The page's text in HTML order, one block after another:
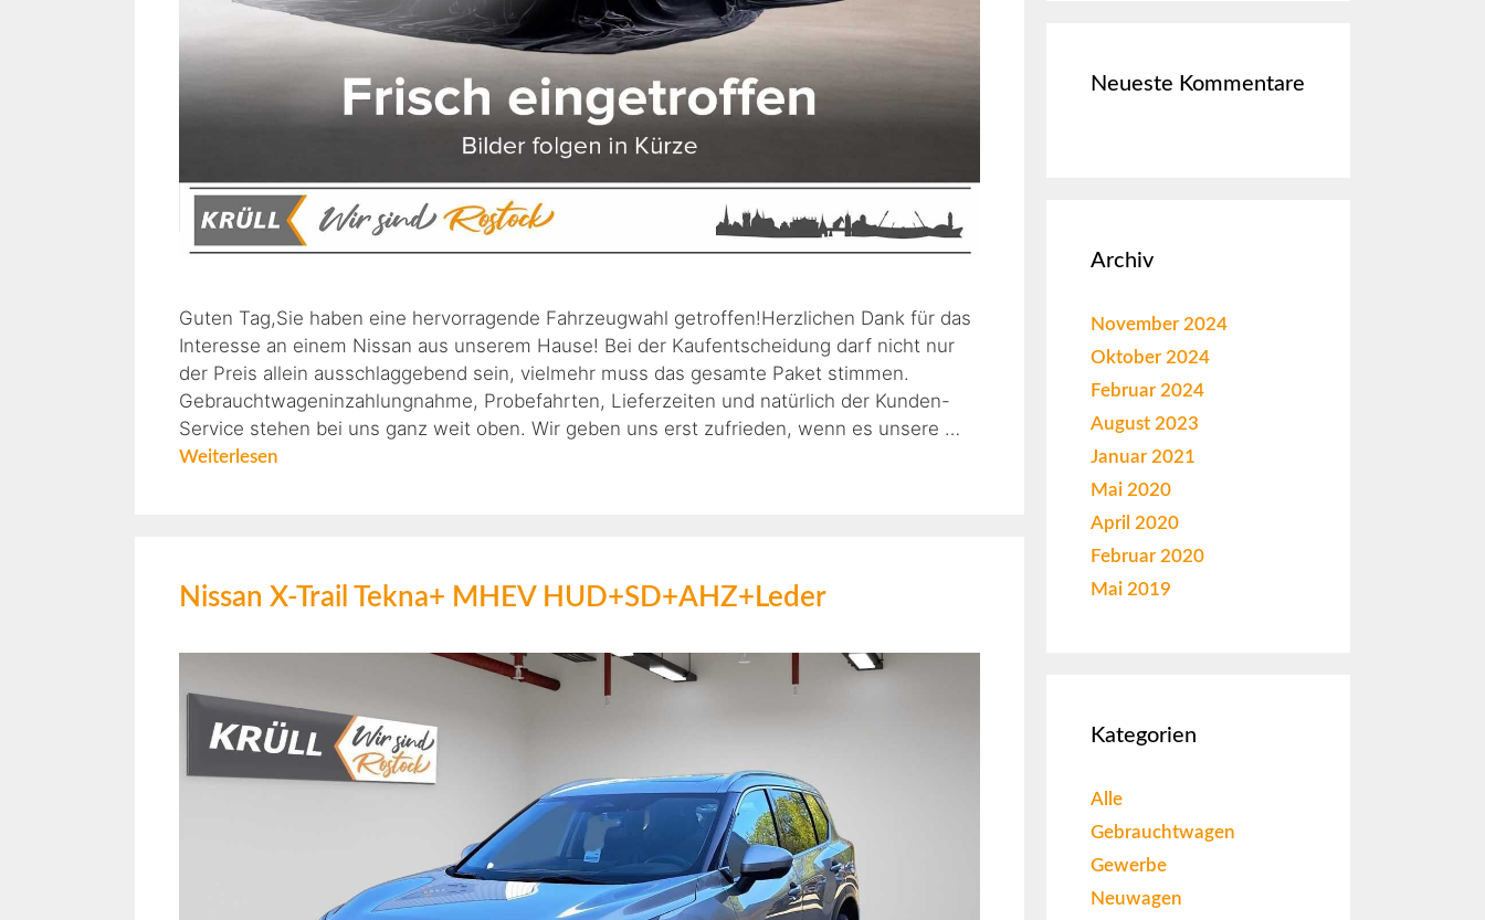
Guten Tag,Sie haben eine hervorragende Fahrzeugwahl getroffen!Herzlichen Dank für das
Interesse an einem Nissan aus unserem Hause! Bei der Kaufentscheidung darf nicht nur
der Preis allein ausschlaggebend sein, vielmehr muss das gesamte Paket stimmen.
Gebrauchtwageninzahlungnahme, Probefahrten, Lieferzeiten und natürlich der Kunden-
Service stehen bei uns ganz weit oben. Wir geben uns erst zufrieden, wenn es unsere …
Weiterlesen
Nissan X-Trail Tekna+ MHEV HUD+SD+AHZ+Leder
Neueste Kommentare
Archiv
November 2024
Oktober 2024
Februar 2024
August 2023
Januar 2021
Mai 2020
April 2020
Februar 2020
Mai 2019
Kategorien
Alle
Gebrauchtwagen
Gewerbe
Neuwagen